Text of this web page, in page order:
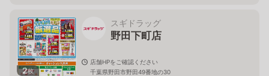
2枚
スギドラッグ
野田下町店
店舗HPをご確認ください
千葉県野田市野田49番地の30